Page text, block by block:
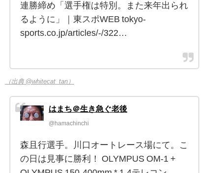
連勝締め「選手権は特別。また来年出られ
るように」｜東スポWEB tokyo-
sports.co.jp/articles/-/322…
（出典 @whitecat_tan）
はまち＠生き急ぐ老後
@hamachinchi
森且行選手。川口オートレース場にて。こ
の日は見事に勝利！ OLYMPUS OM-1 +